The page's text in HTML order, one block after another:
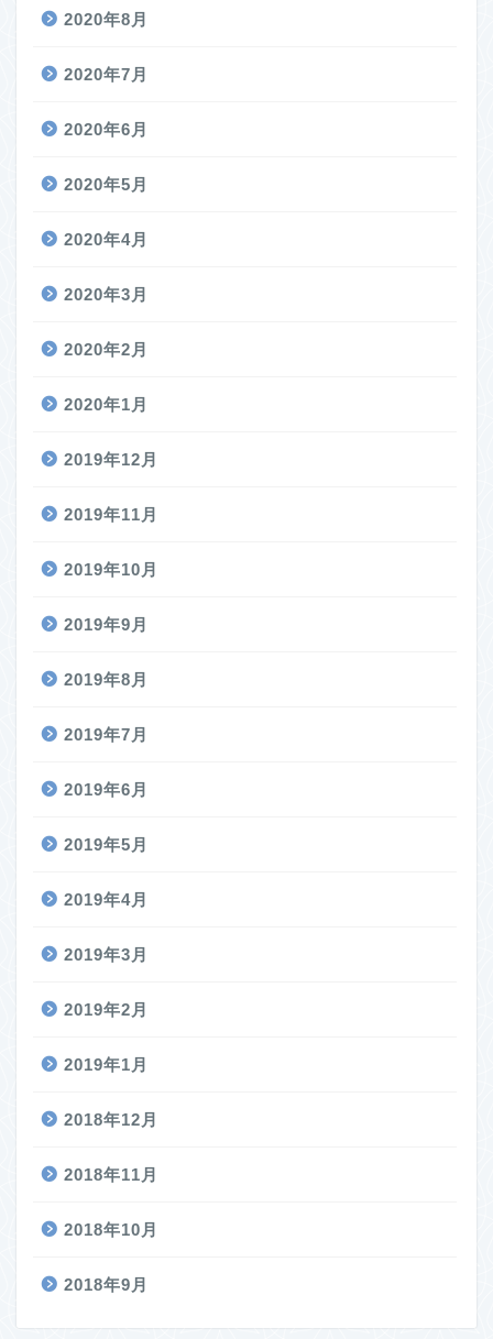
2020年8月
2020年7月
2020年6月
2020年5月
2020年4月
2020年3月
2020年2月
2020年1月
2019年12月
2019年11月
2019年10月
2019年9月
2019年8月
2019年7月
2019年6月
2019年5月
2019年4月
2019年3月
2019年2月
2019年1月
2018年12月
2018年11月
2018年10月
2018年9月